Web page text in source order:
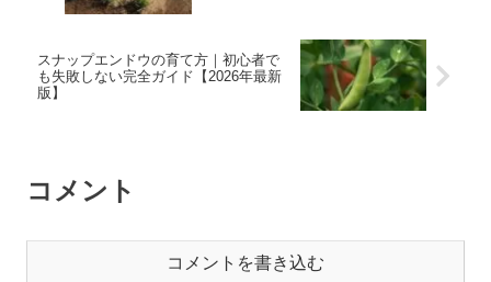
スナップエンドウの育て方｜初心者で
も失敗しない完全ガイド【2026年最新
版】
コメント
コメントを書き込む